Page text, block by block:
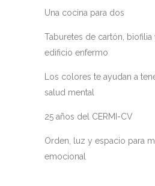
Una cocina para dos
Taburetes de cartón,
edificio enfermo
Los colores te ayudan a
salud mental
25 años del CERMI-CV
Orden, luz y espacio para
emocional